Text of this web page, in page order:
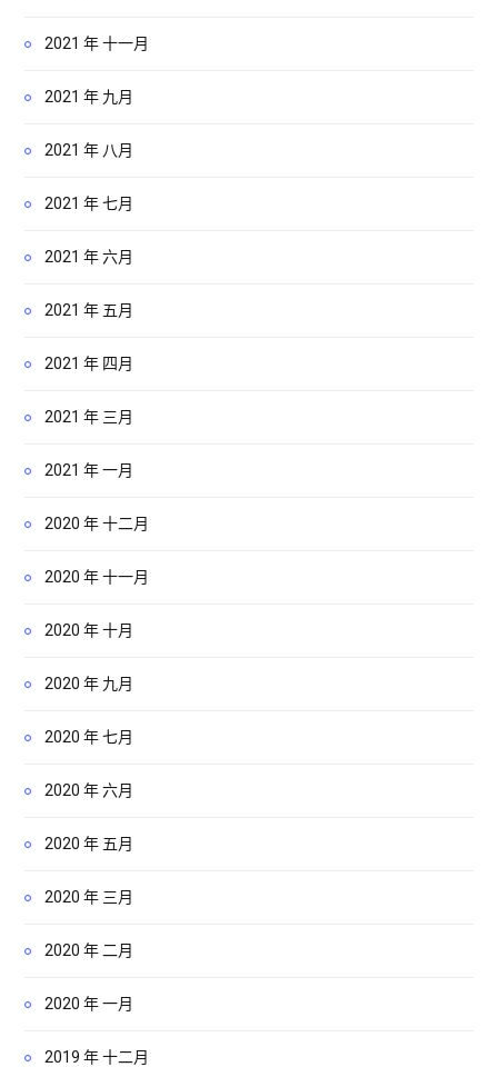
2021 年 十一月
2021 年 九月
2021 年 八月
2021 年 七月
2021 年 六月
2021 年 五月
2021 年 四月
2021 年 三月
2021 年 一月
2020 年 十二月
2020 年 十一月
2020 年 十月
2020 年 九月
2020 年 七月
2020 年 六月
2020 年 五月
2020 年 三月
2020 年 二月
2020 年 一月
2019 年 十二月